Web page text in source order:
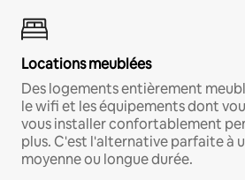
Locations meublées
Des logements entièrement
le wifi et les équipements dont
vous installer confortablement
plus. C'est l'alternative parfaite à
moyenne ou longue durée.